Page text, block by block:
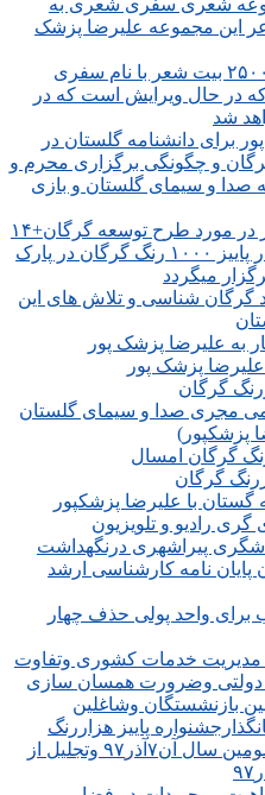
شعری سفری شعری به
این مجموعه علیرضا پزشک
توضیحات در مورد سرودن ۲۵۰۰ بیت شعر با نام سفری
در حال ویرایش است که در
شد
برای دانشنامه گلستان در
و چگونگی برگزاری محرم و
صدا و سیمای گلستان و بازی
توضیحات علیرضا پزشک پور در مورد طرح توسعه گرگان+۱۴
که تصویب نموده و بنیان گذار پاییز ۱۰۰۰ رنگ گرگان در پارک
میگردد
گرگان شناسی و تلاش های این
به علیرضا پزشک پور
علیرضا پزشک پور
گرگان
مجری صدا و سیمای گلستان
پزشکپور)
گرگان امسال
گرگان
با علیرضا پزشکپور
رادیو و تلویزیون
پیراشهری درنگهداشت
نامه کارشناسی ارشد
برای واحد پولی حذف چهار
مدیریت خدمات کشوری وتفاوت
دولتی وضرورت همسان سازی
بازنشستگان وشاغلین
پاییز هزاررنگ
گرگان درمراسم افتتاحیه سومین سال آن۷آذر۹۷ وتجلیل از